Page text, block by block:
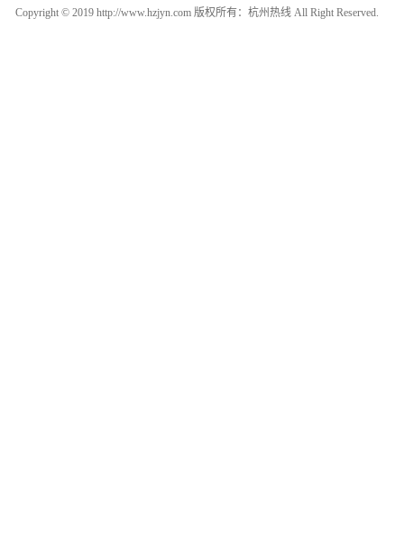
Copyright © 2019 http://www.hzjyn.com 版权所有：杭州热线 All Right Reserved.